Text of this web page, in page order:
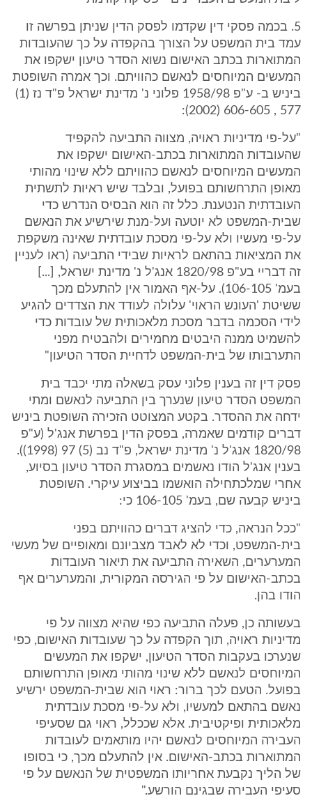
5. בכמה פסקי דין שקדמו לפסק הדין שניתן בפרשה זו
עמד בית המשפט על הצורך בהקפדה על כך שהעובדות
המתוארות בכתב האישום נשוא הסדר טיעון ישקפו את
המעשים המיוחסים לנאשם כהוויתם. וכך אמרה השופטת
ביניש ב- ע"פ 1958/98 פלוני נ' מדינת ישראל פ"ד נז (1)
577 , 606-605 (2002):
"על-פי מדיניות ראויה, מצווה התביעה להקפיד
שהעובדות המתוארות בכתב-האישום ישקפו את
המעשים המיוחסים לנאשם כהוויתם ללא שינוי מהותי
מאופן התרחשותם בפועל, ובלבד שיש ראיות לתשתית
העובדתית הנטענת. כלל זה הוא הבסיס הנדרש כדי
שבית-המשפט לא יוטעה ועל-מנת שירשיע את הנאשם
על-פי מעשיו ולא על-פי מסכת עובדתית שאינה משקפת
את המציאות בהתאם לראיות שבידי התביעה (ראו לעניין
זה דבריי בע"פ 1820/98 אנג'ל נ' מדינת ישראל, [...]
בעמ' 106-105). על-אף האמור אין להתעלם מכך
ששיטת 'העונש הראוי' עלולה לעודד את הצדדים להגיע
לידי הסכמה בדבר מסכת מלאכותית של עובדות כדי
להשמיט ממנה היבטים מחמירים ולהבטיח מפני
התערבותו של בית-המשפט לדחיית הסדר הטיעון"
פסק דין זה בענין פלוני עסק בשאלה מתי יכבד בית
המשפט הסדר טיעון שנערך בין התביעה לנאשם ומתי
ידחה את ההסדר. בקטע המצוטט הזכירה השופטת ביניש
דברים קודמים שאמרה, בפסק הדין בפרשת אנג'ל (ע"פ
1820/98 אנג'ל נ' מדינת ישראל, פ"ד נב (5) 97 (1998)).
בענין אנג'ל הודו נאשמים במסגרת הסדר טיעון בסיוע,
אחרי שמלכתחילה הואשמו בביצוע עיקרי. השופטת
ביניש קבעה שם, בעמ' 106-105 כי:
"ככל הנראה, כדי להציג דברים כהוויתם בפני
בית-המשפט, וכדי לא לאבד מצביונם ומאופיים של מעשי
המערערים, השאירה התביעה את תיאור העובדות
בכתב-האישום על פי הגירסה המקורית, והמערערים אף
הודו בהן.
בעשותה כן, פעלה התביעה כפי שהיא מצווה על פי
מדיניות ראויה, תוך הקפדה על כך שעובדות האישום, כפי
שנערכו בעקבות הסדר הטיעון, ישקפו את המעשים
המיוחסים לנאשם ללא שינוי מהותי מאופן התרחשותם
בפועל. הטעם לכך ברור: ראוי הוא שבית-המשפט ירשיע
נאשם בהתאם למעשיו, ולא על-פי מסכת עובדתית
מלאכותית ופיקטיבית. אלא שככלל, ראוי גם שסעיפי
העבירה המיוחסים לנאשם יהיו מותאמים לעובדות
המתוארות בכתב-האישום. אין להתעלם מכך, כי בסופו
של הליך נקבעת אחריותו המשפטית של הנאשם על פי
סעיפי העבירה שבגינם הורשע."